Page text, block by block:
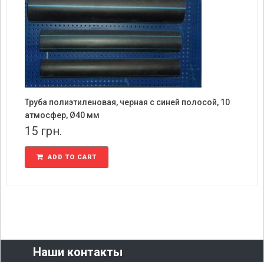
Труба полиэтиленовая, черная с синей полосой, 10
атмосфер, Ø40 мм
15 грн.
ADD TO CART
Наши контакты